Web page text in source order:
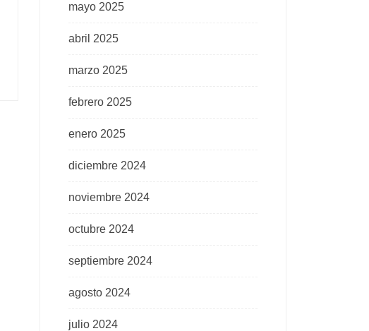
mayo 2025
abril 2025
marzo 2025
febrero 2025
enero 2025
diciembre 2024
noviembre 2024
octubre 2024
septiembre 2024
agosto 2024
julio 2024